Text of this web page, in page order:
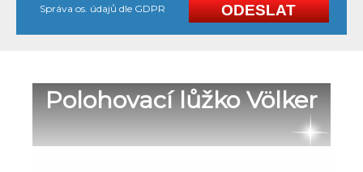
Správa os. údajů dle GDPR
Polohovací lůžko Völker